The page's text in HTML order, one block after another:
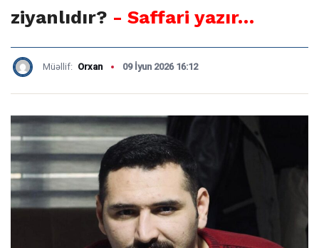
ziyanlıdır? - Saffari yazır…
Müəllif: Orxan 09 İyun 2026 16:12